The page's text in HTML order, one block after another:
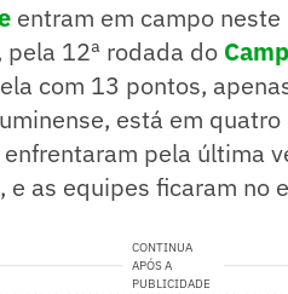
entram em campo
12ª rodada do
com 13 pontos,
está em
pela última
e as equipes ficaram no
CONTINUA
APÓS A
PUBLICIDADE